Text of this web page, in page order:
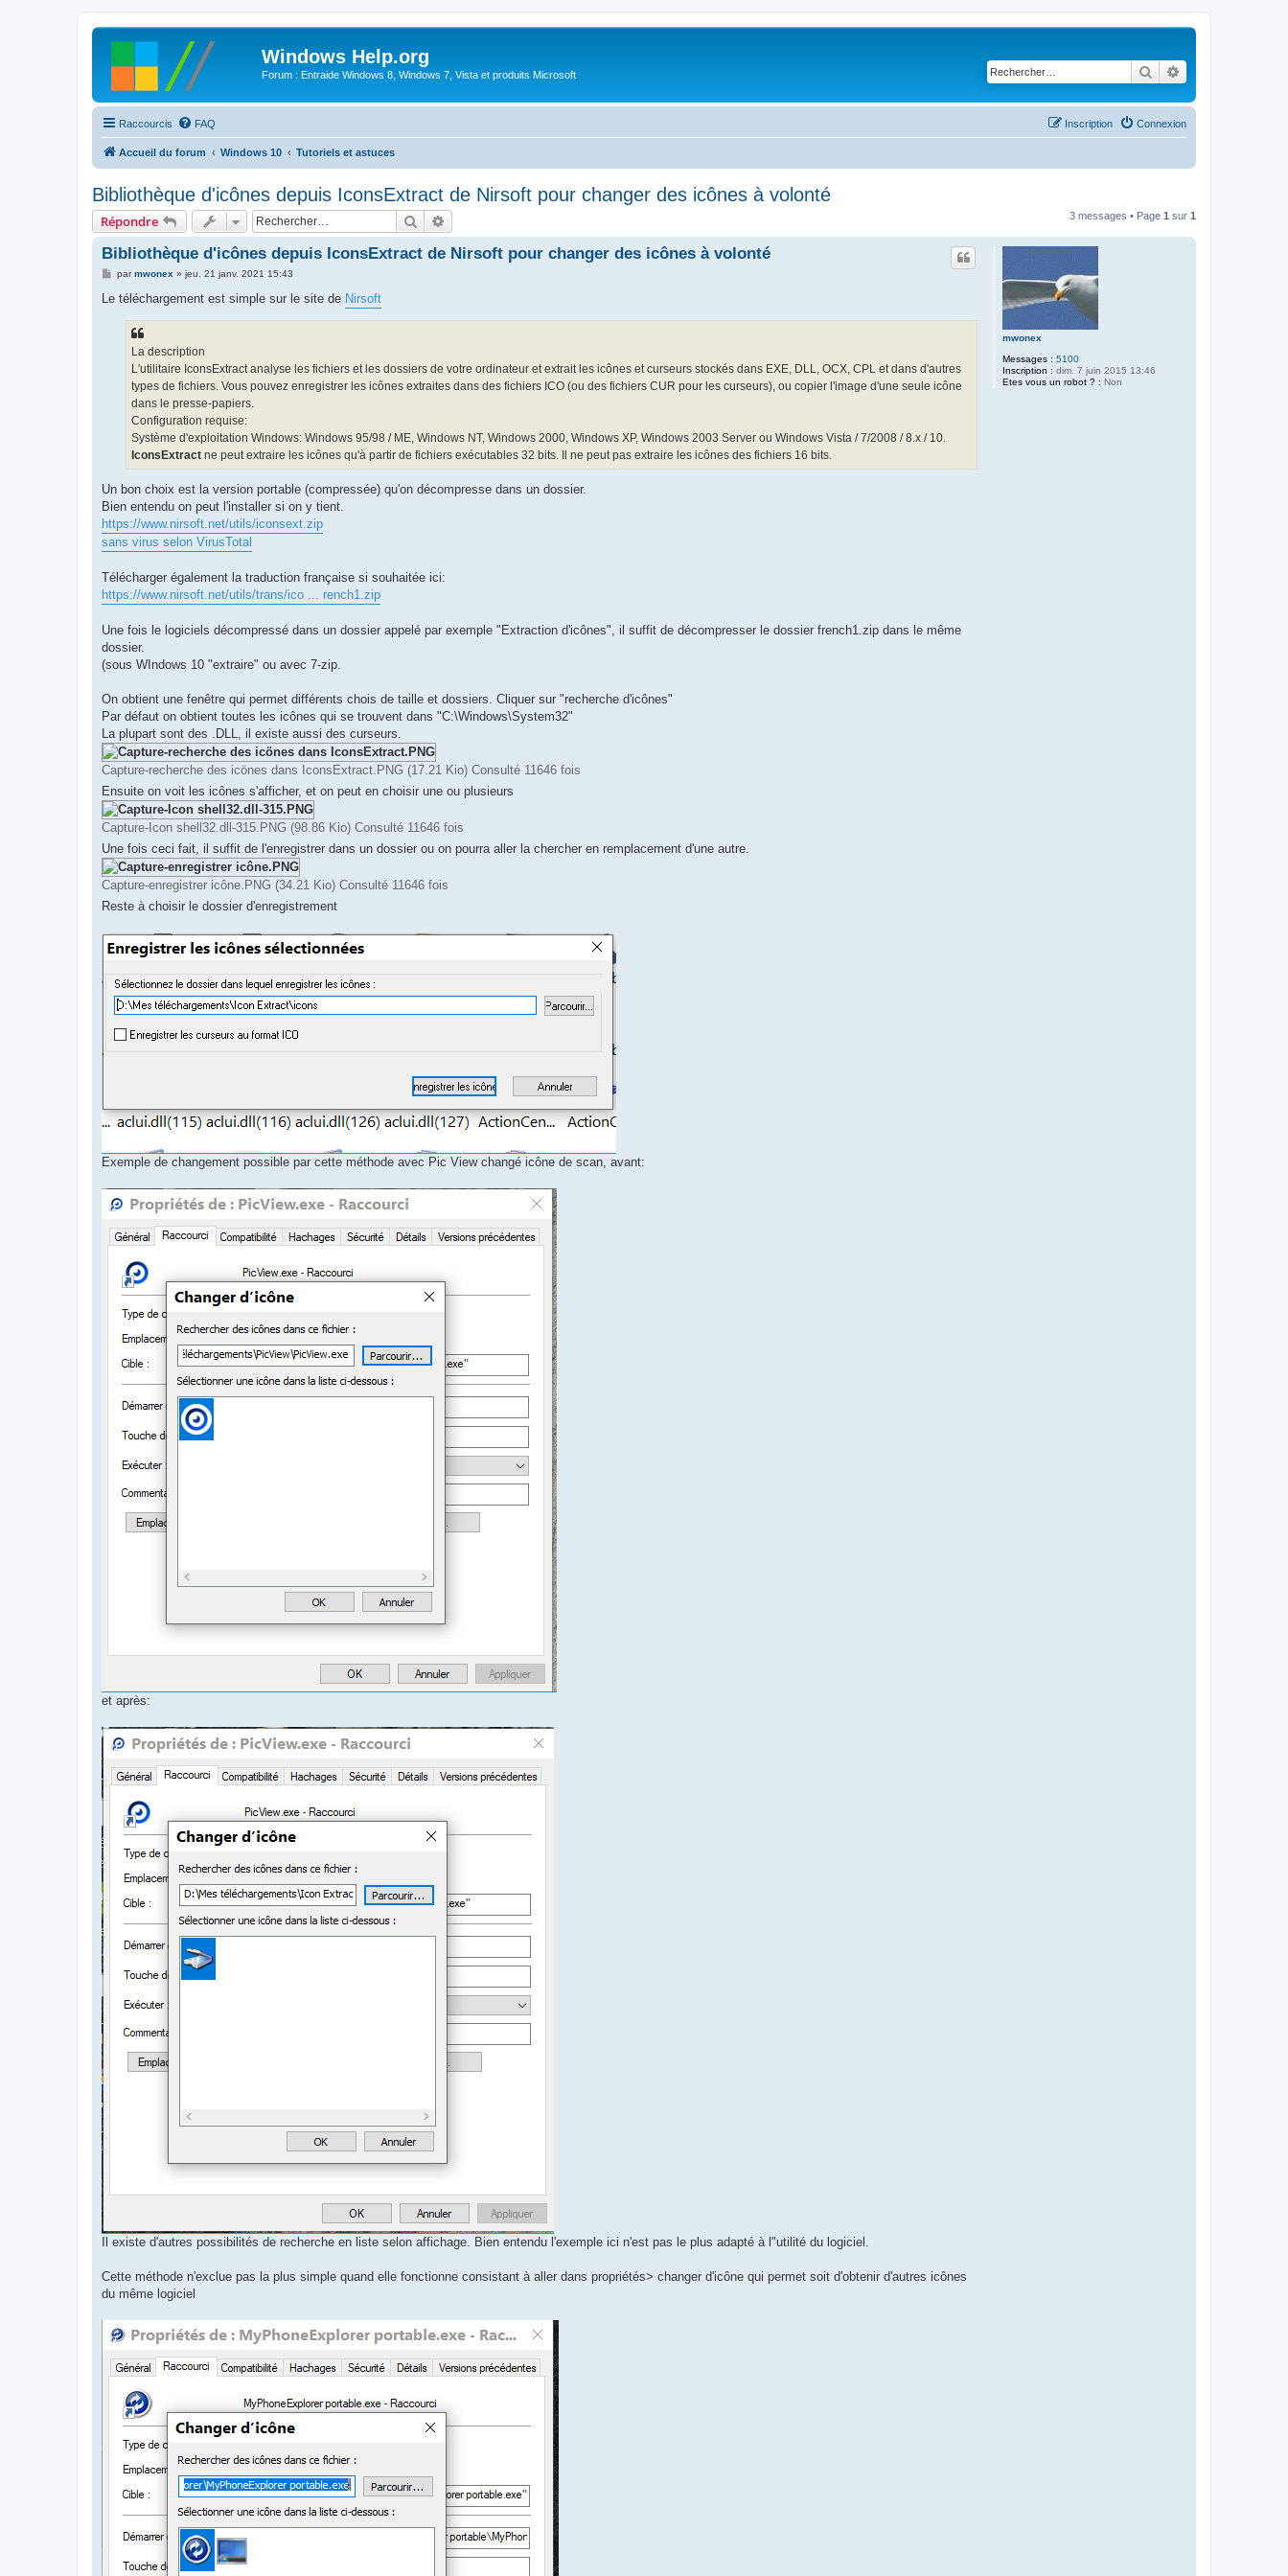
Windows Help.org
Forum : Entraide Windows 8, Windows 7, Vista et produits Microsoft Rechercher
Raccourcis FAQ Connexion
Inscription
Accueil du forum Windows 10 Tutoriels et astuces
Bibliothèque d'icônes depuis IconsExtract de Nirsoft pour changer des icônes à volonté
Répondre Rechercher 3 messages • Page 1 sur 1
mwonex
Messages : 5100
Inscription : dim. 7 juin 2015 13:46
Etes vous un robot ? : Non
Bibliothèque d'icônes depuis IconsExtract de Nirsoft pour changer des icônes à volonté
M
s
parmwonex » jeu. 21 janv. 2021 15:43
Le téléchargement est simple sur le site de Nirsoft
La description
L'utilitaire IconsExtract analyse les fichiers et les dossiers de votre ordinateur et extrait les icônes et curseurs stockés dans EXE, DLL, OCX, CPL et dans d'autres
types de fichiers. Vous pouvez enregistrer les icônes extraites dans des fichiers ICO (ou des fichiers CUR pour les curseurs), ou copier l'image d'une seule icône
dans le presse-papiers.
Configuration requise:
Système d'exploitation Windows: Windows 95/98 / ME, Windows NT, Windows 2000, Windows XP, Windows 2003 Server ou Windows Vista / 7/2008 / 8.x / 10.
IconsExtract ne peut extraire les icônes qu'à partir de fichiers exécutables 32 bits. Il ne peut pas extraire les icônes des fichiers 16 bits.
Un bon choix est la version portable (compressée) qu'on décompresse dans un dossier.
Bien entendu on peut l'installer si on y tient.
https://www.nirsoft.net/utils/iconsext.zip
sans virus selon VirusTotal
Télécharger également la traduction française si souhaitée ici:
https://www.nirsoft.net/utils/trans/ico ... rench1.zip
Une fois le logiciels décompressé dans un dossier appelé par exemple "Extraction d'icônes", il suffit de décompresser le dossier french1.zip dans le même
dossier.
(sous WIndows 10 "extraire" ou avec 7-zip.
On obtient une fenêtre qui permet différents chois de taille et dossiers. Cliquer sur "recherche d'icônes"
Par défaut on obtient toutes les icônes qui se trouvent dans "C:\Windows\System32"
La plupart sont des .DLL, il existe aussi des curseurs.
Capture-recherche des icönes dans IconsExtract.PNG (17.21 Kio) Consulté 11646 fois
Ensuite on voit les icônes s'afficher, et on peut en choisir une ou plusieurs
Capture-Icon shell32.dll-315.PNG (98.86 Kio) Consulté 11646 fois
Une fois ceci fait, il suffit de l'enregistrer dans un dossier ou on pourra aller la chercher en remplacement d'une autre.
Capture-enregistrer icône.PNG (34.21 Kio) Consulté 11646 fois
Reste à choisir le dossier d'enregistrement
Exemple de changement possible par cette méthode avec Pic View changé icône de scan, avant:
et après:
Il existe d'autres possibilités de recherche en liste selon affichage. Bien entendu l'exemple ici n'est pas le plus adapté à l"utilité du logiciel.
Cette méthode n'exclue pas la plus simple quand elle fonctionne consistant à aller dans propriétés> changer d'icône qui permet soit d'obtenir d'autres icônes
du même logiciel